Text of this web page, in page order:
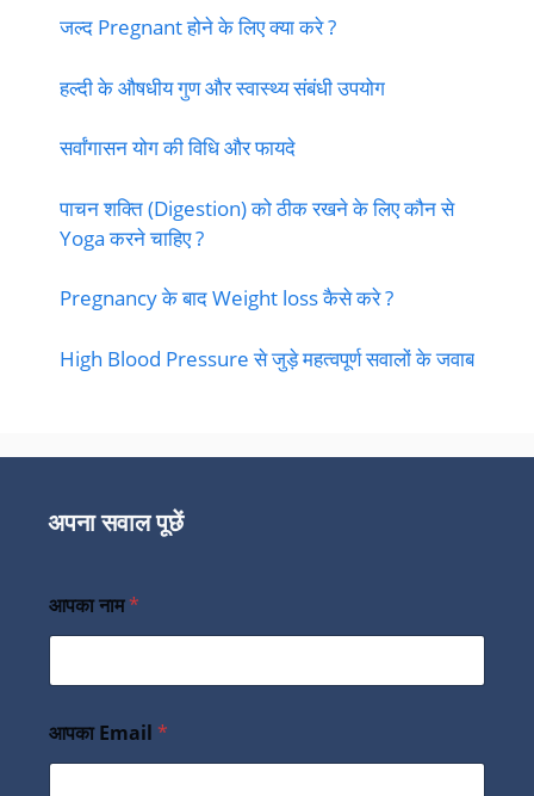
जल्द Pregnant होने के लिए क्या करे ?
हल्दी के औषधीय गुण और स्वास्थ्य संबंधी उपयोग
सर्वांगासन योग की विधि और फायदे
पाचन शक्ति (Digestion) को ठीक रखने के लिए कौन से
Yoga करने चाहिए ?
Pregnancy के बाद Weight loss कैसे करे ?
High Blood Pressure से जुड़े महत्वपूर्ण सवालों के जवाब
अपना सवाल पूछें
आपका नाम*
आपका Email *